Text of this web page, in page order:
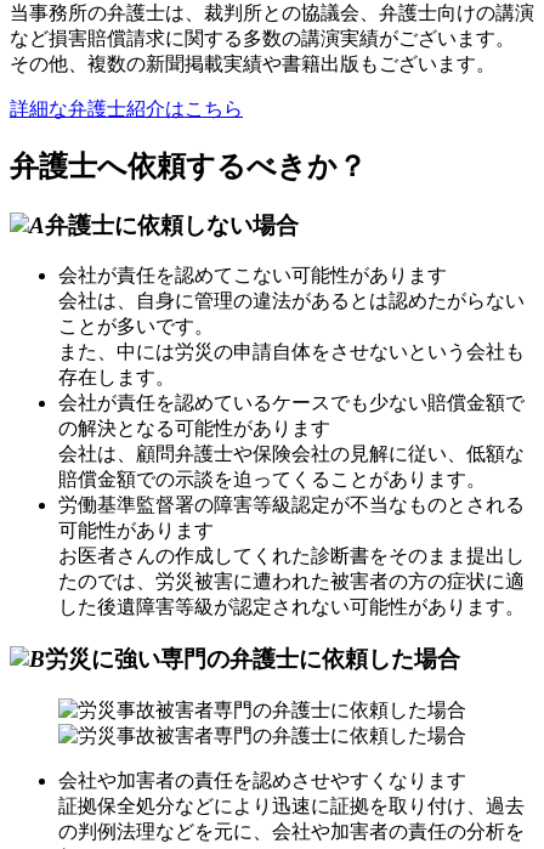
当事務所の弁護士は、裁判所との協議会、弁護士向けの講演
など損害賠償請求に関する多数の講演実績がございます。
その他、複数の新聞掲載実績や書籍出版もございます。
詳細な弁護士紹介はこちら
弁護士へ依頼するべきか？
弁護士に依頼しない場合
会社が責任を認めてこない可能性があります
会社は、自身に管理の違法があるとは認めたがらない
ことが多いです。
また、中には労災の申請自体をさせないという会社も
存在します。
会社が責任を認めているケースでも少ない賠償金額で
の解決となる可能性があります
会社は、顧問弁護士や保険会社の見解に従い、低額な
賠償金額での示談を迫ってくることがあります。
労働基準監督署の障害等級認定が不当なものとされる
可能性があります
お医者さんの作成してくれた診断書をそのまま提出し
たのでは、労災被害に遭われた被害者の方の症状に適
した後遺障害等級が認定されない可能性があります。
労災に強い専門の弁護士に依頼した場合
会社や加害者の責任を認めさせやすくなります
証拠保全処分などにより迅速に証拠を取り付け、過去
の判例法理などを元に、会社や加害者の責任の分析を